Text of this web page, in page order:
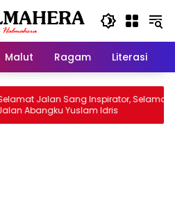
Malut Ragam Literasi
Jalan Sang Inspirator, Selamat
Yuslam Idris